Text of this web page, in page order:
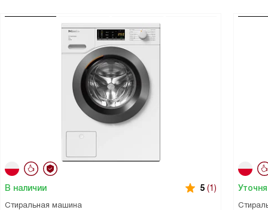
В наличии 5 (1)
Стиральная машина